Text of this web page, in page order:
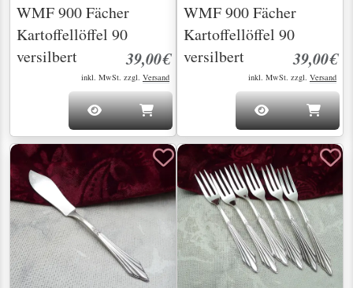
WMF 900 Fächer
Kartoffellöffel 90
versilbert
39,00€
inkl. MwSt. zzgl. Versand
WMF 900 Fächer
Kartoffellöffel 90
versilbert
39,00€
inkl. MwSt. zzgl. Versand